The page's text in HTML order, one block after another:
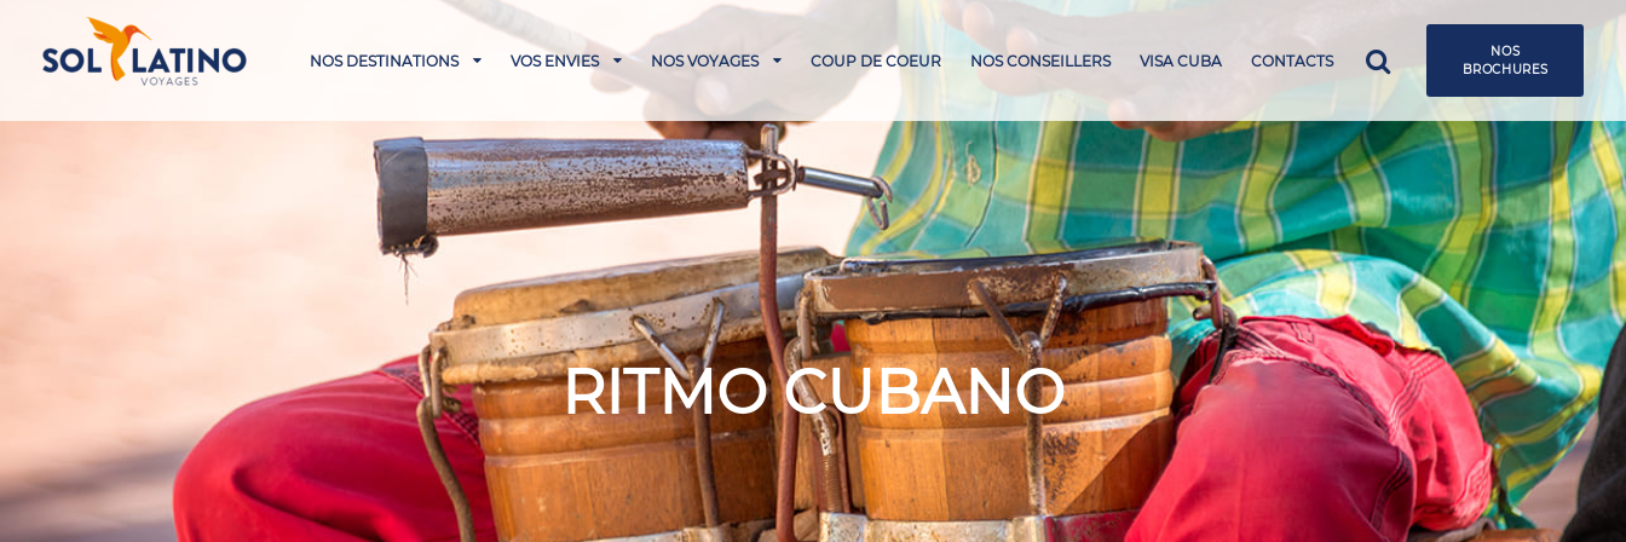
NOS DESTINATIONS VOS ENVIES NOS VOYAGES COUP DE COEUR NOS CONSEILLERS VISA CUBA CONTACTS
NOS
BROCHURES
BROCHURE GROUPES 25-26
BROCHURE GENERALE 25-26
RITMO CUBANO